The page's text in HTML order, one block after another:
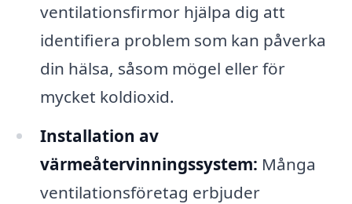
ventilationsfirmor hjälpa dig att
identifiera problem som kan påverka
din hälsa, såsom mögel eller för
mycket koldioxid.
Installation av
värmeåtervinningssystem: Många
ventilationsföretag erbjuder